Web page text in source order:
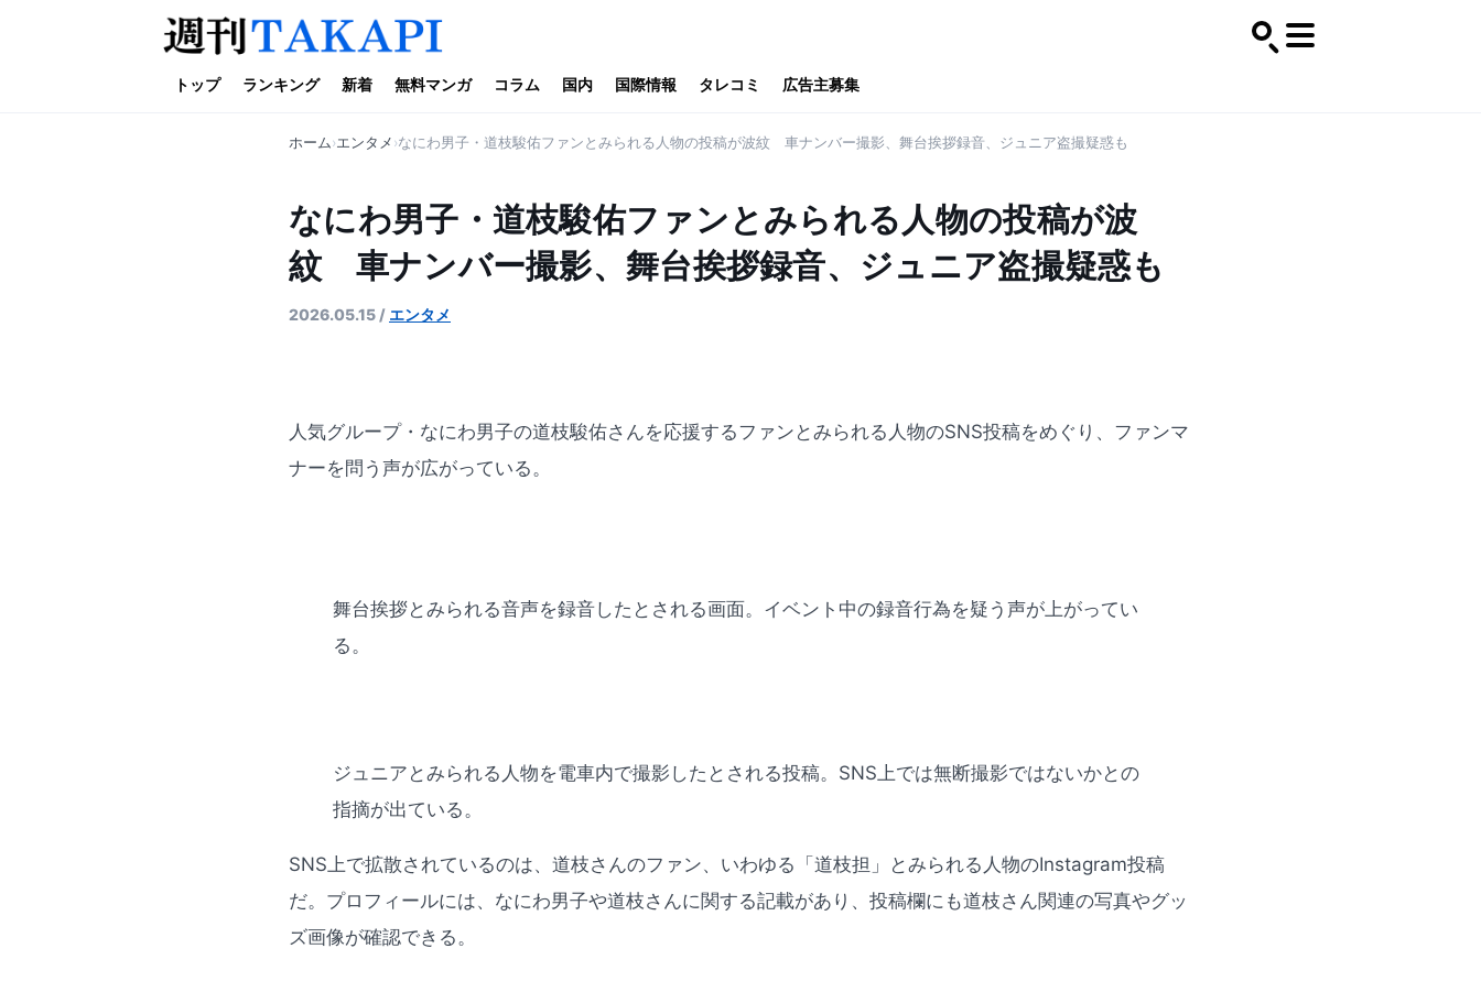
トップ ランキング 新着 無料マンガ コラム 国内 国際情報 タレコミ 広告主募集
ホーム エンタメ なにわ男子・道枝駿佑ファンとみられる人物の投稿が波紋 車ナンバー撮影、舞台挨拶録音、ジュニア盗撮疑惑も
なにわ男子・道枝駿佑ファンとみられる人物の投稿が波
紋 車ナンバー撮影、舞台挨拶録音、ジュニア盗撮疑惑も
2026.05.15 / エンタメ
人気グループ・なにわ男子の道枝駿佑さんを応援するファンとみられる人物のSNS投稿をめぐり、ファンマ
ナーを問う声が広がっている。
舞台挨拶とみられる音声を録音したとされる画面。イベント中の録音行為を疑う声が上がってい
る。
ジュニアとみられる人物を電車内で撮影したとされる投稿。SNS上では無断撮影ではないかとの
指摘が出ている。
SNS上で拡散されているのは、道枝さんのファン、いわゆる「道枝担」とみられる人物のInstagram投稿
だ。プロフィールには、なにわ男子や道枝さんに関する記載があり、投稿欄にも道枝さん関連の写真やグッ
ズ画像が確認できる。